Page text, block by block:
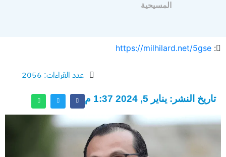
المسيحية
:
https://milhilard.net/5gse
عدد القراءات: 2056
تاريخ النشر: يناير 5, 2024 1:37 م